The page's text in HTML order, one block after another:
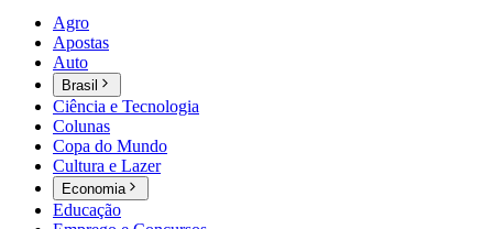
Agro
Apostas
Auto
Brasil
Ciência e Tecnologia
Colunas
Copa do Mundo
Cultura e Lazer
Economia
Educação